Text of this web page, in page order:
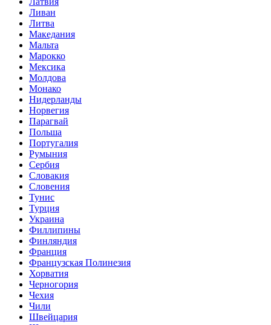
Ливан
Литва
Македания
Мальта
Марокко
Мексика
Молдова
Монако
Нидерланды
Норвегия
Парагвай
Польша
Португалия
Румыния
Сербия
Словакия
Словения
Тунис
Турция
Украина
Филлипины
Финляндия
Франция
Французская Полинезия
Хорватия
Черногория
Чехия
Чили
Швейцария